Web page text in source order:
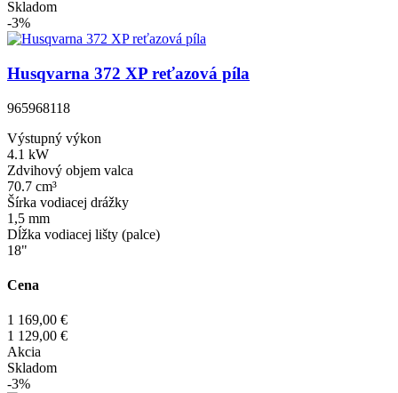
Skladom
-3%
Husqvarna 372 XP reťazová píla
965968118
Výstupný výkon
4.1 kW
Zdvihový objem valca
70.7 cm³
Šírka vodiacej drážky
1,5 mm
Dĺžka vodiacej lišty (palce)
18"
Cena
1 169,00 €
1 129,00 €
Akcia
Skladom
-3%